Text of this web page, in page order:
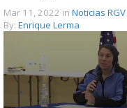
Mar 11, 2022 in Noticias RGV
By: Enrique Lerma